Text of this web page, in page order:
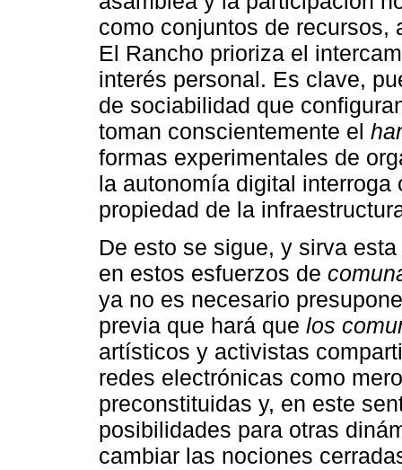
como conjuntos de recursos,
El Rancho prioriza el
interés personal. Es clave,
de sociabilidad que
toman conscientemente el
formas experimentales de
la autonomía digital
propiedad de la
De esto se sigue, y sirva
en estos esfuerzos de
ya no es necesario
previa que hará que los
artísticos y activistas
redes electrónicas como
preconstituidas y, en este
posibilidades para otras
cambiar las nociones